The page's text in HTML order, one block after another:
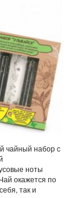
чайный набор с
ноты
окажется по
так и